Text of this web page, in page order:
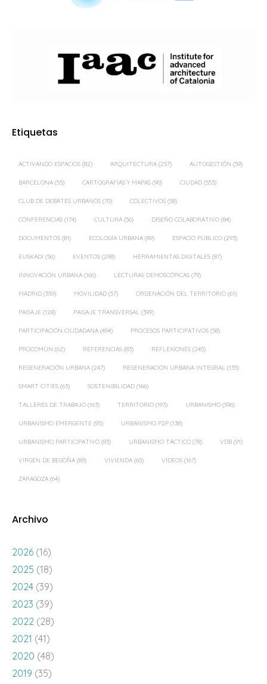
Etiquetas
ACTIVANDO ESPACIOS (82) ARQUITECTURA (257) AUTOGESTIÓN (59)
BARCELONA (55) CARTOGRAFÍAS Y MAPAS (90) CIUDAD (553)
CLUB DE DEBATES URBANOS (70) COLECTIVOS (58)
CONFERENCIAS (174) CULTURA (56) DISEÑO COLABORATIVO (84)
DOCUMENTOS (81) ECOLOGÍA URBANA (89) ESPACIO PÚBLICO (293)
EUSKADI (56) EVENTOS (298) HERRAMIENTAS DIGITALES (87)
INNOVACIÓN URBANA (166) LECTURAS DEMOSCÓPICAS (79)
MADRID (359) MOVILIDAD (57) ORDENACIÓN DEL TERRITORIO (61)
PAISAJE (128) PAISAJE TRANSVERSAL (399)
PARTICIPACIÓN CIUDADANA (494) PROCESOS PARTICIPATIVOS (58)
PROCOMÚN (62) REFERENCIAS (83) REFLEXIONES (245)
REGENERACIÓN URBANA (247) REGENERACIÓN URBANA INTEGRAL (135)
SMART CITIES (63) SOSTENIBILIDAD (166)
TALLERES DE TRABAJO (163) TERRITORIO (193) URBANISMO (596)
URBANISMO EMERGENTE (95) URBANISMO P2P (138)
URBANISMO PARTICIPATIVO (83) URBANISMO TÁCTICO (78) VDB (91)
VIRGEN DE BEGOÑA (89) VIVIENDA (60) VÍDEOS (167)
ZARAGOZA (64)
Archivo
2026 (16)
2025 (18)
2024 (39)
2023 (39)
2022 (28)
2021 (41)
2020 (48)
2019 (35)